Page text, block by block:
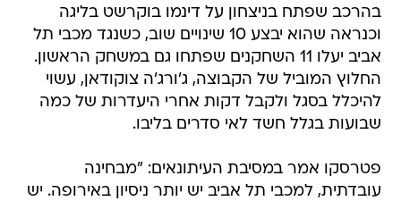
בהרכב שפתח בניצחון על דינמו בוקרשט בליגה
וכנראה שהוא יבצע 10 שינויים שוב, כשנגד מכבי תל
אביב יעלו 11 השחקנים שפתחו גם במשחק הראשון.
החלוץ המוביל של הקבוצה, ג'ורג'ה צוקודאן, עשוי
להיכלל בסגל ולקבל דקות אחרי היעדרות של כמה
שבועות בגלל חשד לאי סדרים בליבו.
פטרסקו אמר במסיבת העיתונאים: "מבחינה
עובדתית, למכבי תל אביב יש יותר ניסיון באירופה. יש